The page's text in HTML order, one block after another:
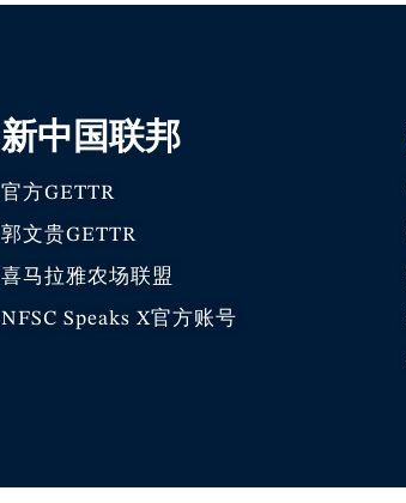
新中国联邦
官方GETTR
郭文贵GETTR
喜马拉雅农场联盟
NFSC Speaks X官方账号